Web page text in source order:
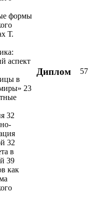
формы
Т.
аспект
в
23
32
32
в
39
как
Диплом 57